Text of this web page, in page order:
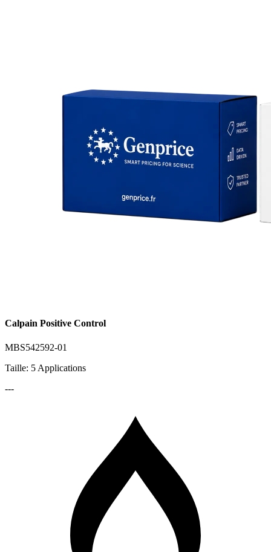
Calpain Positive Control
MBS542592-01
Taille: 5 Applications
---